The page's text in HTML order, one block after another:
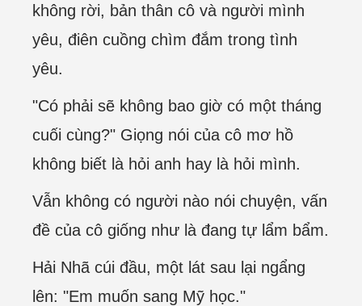
không rời, bản thân cô và người mình
yêu, điên cuồng chìm đắm trong tình
yêu.
"Có phải sẽ không bao giờ có một tháng
cuối cùng?" Giọng nói của cô mơ hồ
không biết là hỏi anh hay là hỏi mình.
Vẫn không có người nào nói chuyện, vấn
đề của cô giống như là đang tự lẩm bẩm.
Hải Nhã cúi đầu, một lát sau lại ngẩng
lên: "Em muốn sang Mỹ học."